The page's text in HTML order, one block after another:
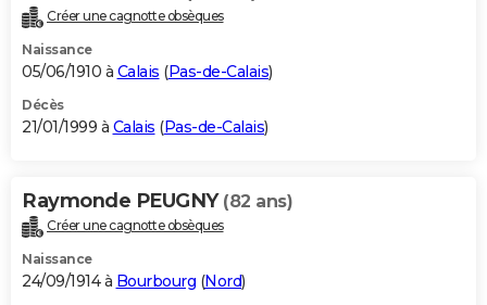
Créer une cagnotte obsèques
Naissance
05/06/1910 à Calais (Pas-de-Calais)
Décès
21/01/1999 à Calais (Pas-de-Calais)
Raymonde PEUGNY (82 ans)
Créer une cagnotte obsèques
Naissance
24/09/1914 à Bourbourg (Nord)